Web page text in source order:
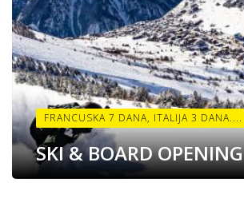
FRANCUSKA 7 DANA, ITALIJA 3 DANA....
SKI & BOARD OPENING